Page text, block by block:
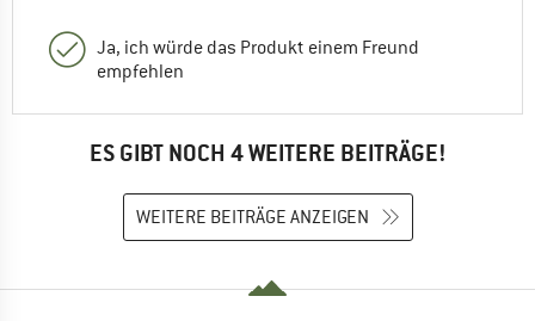
Ja, ich würde das Produkt einem Freund
empfehlen
ES GIBT NOCH 4 WEITERE BEITRÄGE!
WEITERE BEITRÄGE ANZEIGEN